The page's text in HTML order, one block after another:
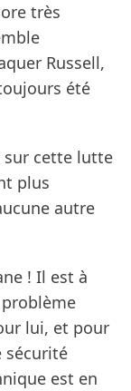
très
Russell,
été
sur cette lutte
plus
autre
! Il est à
problème
lui, et pour
sécurité
est en